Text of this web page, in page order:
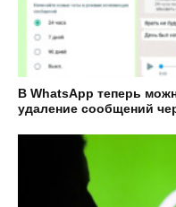
В WhatsApp теперь
удаление сообщений